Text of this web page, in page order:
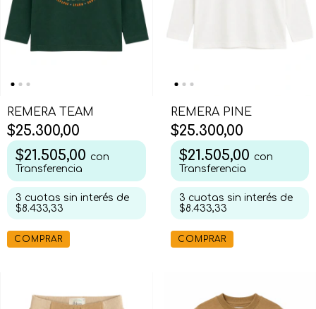
REMERA TEAM
$25.300,00
$21.505,00 con
Transferencia
3 cuotas sin interés de
$8.433,33
COMPRAR
REMERA PINE
$25.300,00
$21.505,00 con
Transferencia
3 cuotas sin interés de
$8.433,33
COMPRAR